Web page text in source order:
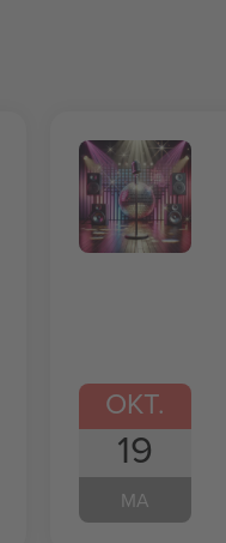
OKT.
19
MA